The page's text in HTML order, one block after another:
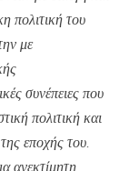
πολιτική του
με
συνέπειες που
πολιτική και
εποχής του.
ανεκτίμητη